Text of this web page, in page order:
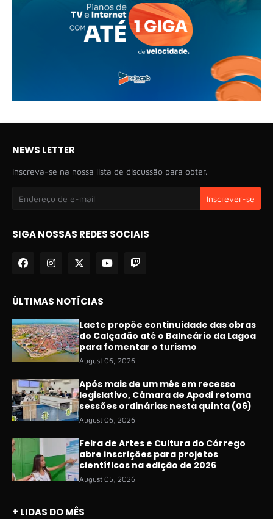
NEWS LETTER
Inscreva-se na nossa lista de discussão para obter.
SIGA NOSSAS REDES SOCIAIS
ÚLTIMAS NOTÍCIAS
Laete propõe continuidade das obras
do Calçadão até o Balneário da Lagoa
para fomentar o turismo
August 06, 2026
Após mais de um mês em recesso
legislativo, Câmara de Apodi retoma
sessões ordinárias nesta quinta (06)
August 06, 2026
Feira de Artes e Cultura do Córrego
abre inscrições para projetos
científicos na edição de 2026
August 05, 2026
+ LIDAS DO MÊS